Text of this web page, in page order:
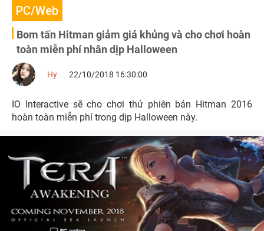
PC/Web
Bom tấn Hitman giảm giá khủng và cho chơi hoàn
toàn miễn phí nhân dịp Halloween
Hy 22/10/2018 16:30:00
IO Interactive sẽ cho chơi thử phiên bản Hitman 2016
hoàn toàn miễn phí trong dịp Halloween này.